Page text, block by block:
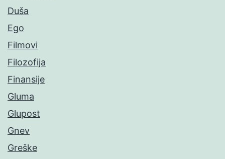
Duša
Ego
Filmovi
Filozofija
Finansije
Gluma
Glupost
Gnev
Greške